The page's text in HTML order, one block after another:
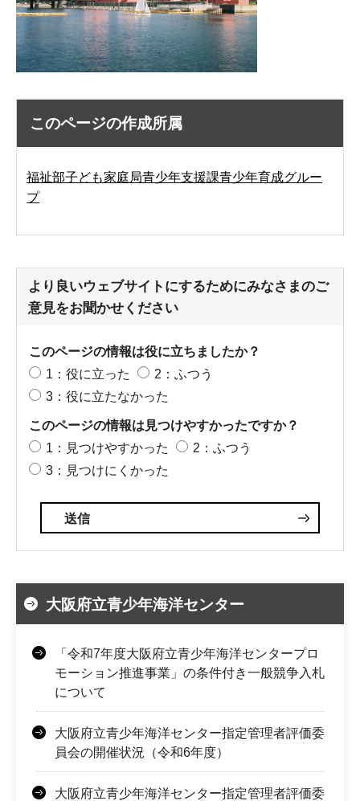
このページの作成所属
福祉部子ども家庭局青少年支援課青少年育成グルー
プ
より良いウェブサイトにするためにみなさまのご
意見をお聞かせください
このページの情報は役に立ちましたか？
1：役に立った
2：ふつう
3：役に立たなかった
このページの情報は見つけやすかったですか？
1：見つけやすかった
2：ふつう
3：見つけにくかった
大阪府立青少年海洋センター
「令和7年度大阪府立青少年海洋センタープロ
モーション推進事業」の条件付き一般競争入札
について
大阪府立青少年海洋センター指定管理者評価委
員会の開催状況（令和6年度）
大阪府立青少年海洋センター指定管理者評価委